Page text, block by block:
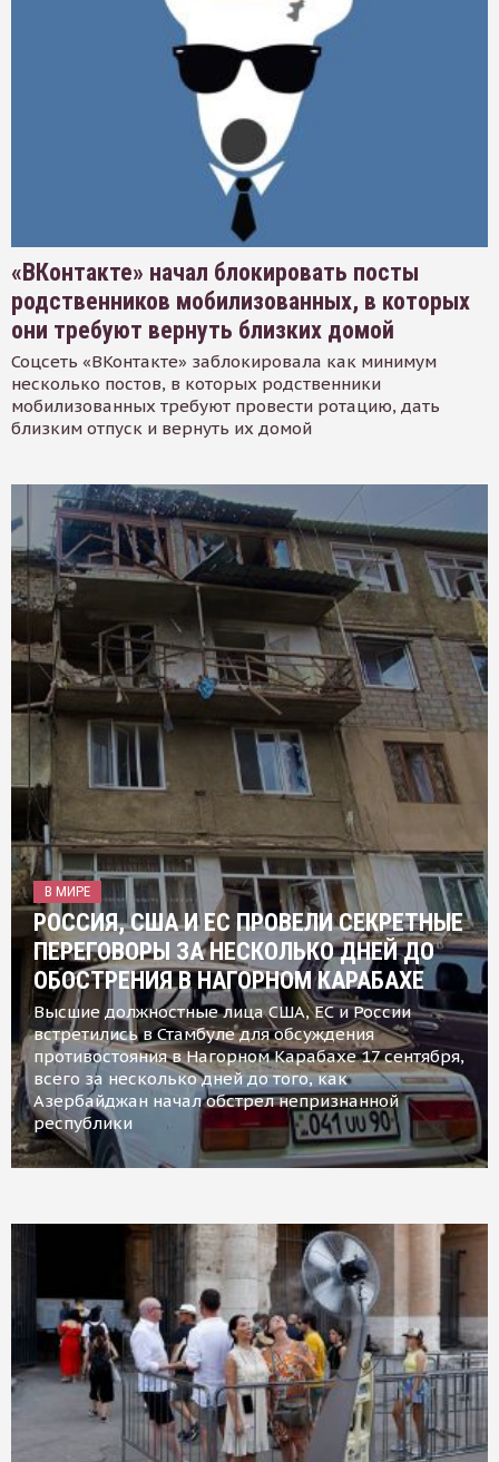
«ВКонтакте» начал блокировать посты
родственников мобилизованных, в которых
они требуют вернуть близких домой
Соцсеть «ВКонтакте» заблокировала как минимум
несколько постов, в которых родственники
мобилизованных требуют провести ротацию, дать
близким отпуск и вернуть их домой
В МИРЕ
РОССИЯ, США И ЕС ПРОВЕЛИ СЕКРЕТНЫЕ
ПЕРЕГОВОРЫ ЗА НЕСКОЛЬКО ДНЕЙ ДО
ОБОСТРЕНИЯ В НАГОРНОМ КАРАБАХЕ
Высшие должностные лица США, ЕС и России
встретились в Стамбуле для обсуждения
противостояния в Нагорном Карабахе 17 сентября,
всего за несколько дней до того, как
Азербайджан начал обстрел непризнанной
республики